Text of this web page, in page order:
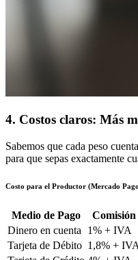
4. Costos claros: Más
Sabemos que cada peso
para que sepas exactamente
Costo para el Productor (Mercado
Medio de Pago Comisión
Dinero en cuenta
1% + IVA
Tarjeta de Débito 1,8% + IVA